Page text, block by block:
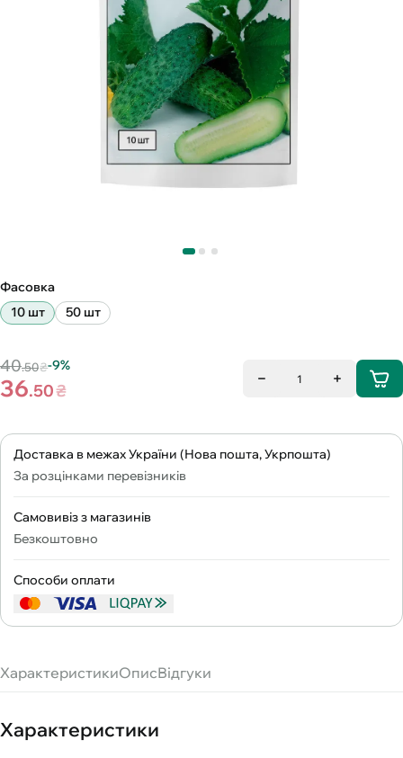
Фасовка
10 шт
50 шт
40.50₴-9%
36.50₴
1
Доставка в межах України (Нова пошта, Укрпошта)
За розцінками перевізників
Самовивіз з магазинів
Безкоштовно
Способи оплати
ХарактеристикиОписВідгуки
Характеристики